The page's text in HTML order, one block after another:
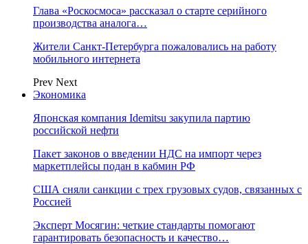
Глава «Роскосмоса» рассказал о старте серийного
производства аналога…
Жители Санкт-Петербурга пожаловались на работу
мобильного интернета
Prev Next
Экономика
Японская компания Idemitsu закупила партию
российской нефти
Пакет законов о введении НДС на импорт через
маркетплейсы подан в кабмин РФ
США сняли санкции с трех грузовых судов, связанных с
Россией
Эксперт Мосягин: четкие стандарты помогают
гарантировать безопасность и качество…